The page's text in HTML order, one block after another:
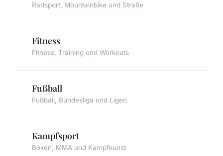
Radsport, Mountainbike und Straße
Fitness
Fitness, Training und Workouts
Fußball
Fußball, Bundesliga und Ligen
Kampfsport
Boxen, MMA und Kampfkunst